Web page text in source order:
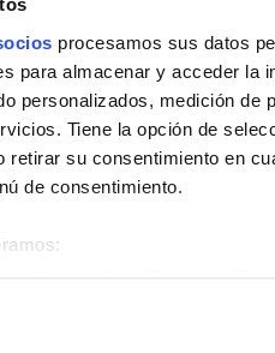
procesamos sus datos
para almacenar y acceder la
personalizados, medición de
Tiene la opción de
retirar su consentimiento en
de consentimiento.
analizándolo activamente
por combustible
Híbrido (Diesel)
por cambios